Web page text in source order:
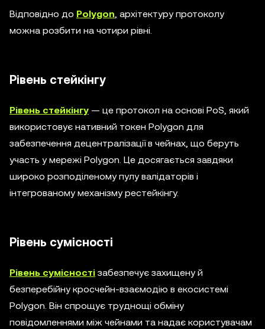
Відповідно до Polygon, архітектуру протоколу
можна розбити на чотири рівні.
Рівень стейкінгу
Рівень стейкінгу — це протокол на основі PoS, який
використовує нативний токен Polygon для
забезпечення децентралізації в чейнах, що беруть
участь у мережі Polygon. Це досягається завдяки
широко розподіленому пулу валідаторів і
інтегрованому механізму рестейкінгу.
Рівень сумісності
Рівень сумісності забезпечує захищену й
безперебійну кросчейн-взаємодію в екосистемі
Polygon. Він спрощує труднощі обміну
повідомленнями між чейнами та надає користувачам